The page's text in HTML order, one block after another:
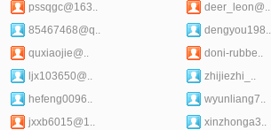
pssqgc@163.. deer_leon@..
85467468@q..
dengyou198..
quxiaojie@..
doni-rubbe..
ljx103650@..
zhijiezhi_..
hefeng0096..
wyunliang7..
jxxb6015@1..
xinzhonga3..